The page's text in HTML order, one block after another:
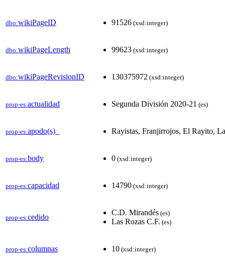
dbo:wikiPageID 91526 (xsd:integer)
dbo:wikiPageLength 99623 (xsd:integer)
dbo:wikiPageRevisionID 130375972 (xsd:integer)
prop-es:actualidad Segunda División 2020-21 (es)
prop-es:apodo(s)_ Rayistas, Franjirrojos, El Rayito,
prop-es:body 0 (xsd:integer)
prop-es:capacidad 14790 (xsd:integer)
prop-es:cedido
C.D. Mirandés (es)
Las Rozas C.F. (es)
prop-es:columnas 10 (xsd:integer)